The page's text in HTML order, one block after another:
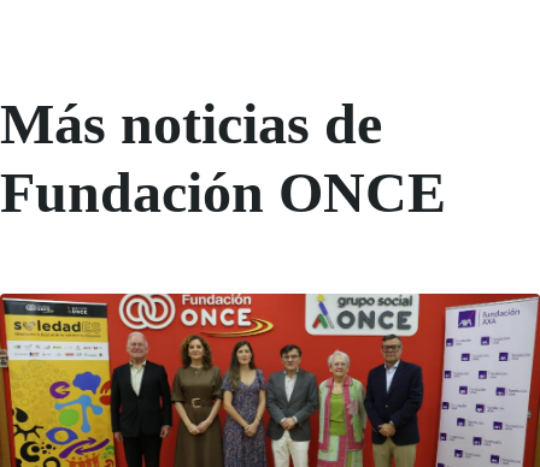
Más noticias de
Fundación ONCE